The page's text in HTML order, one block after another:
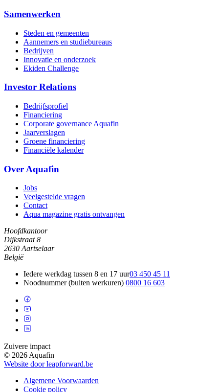
Samenwerken
Steden en gemeenten
Aannemers en studiebureaus
Bedrijven
Innovatie en onderzoek
Ekiden Challenge
Investor Relations
Bedrijfsprofiel
Financiering
Corporate governance Aquafin
Jaarverslagen
Groene financiering
Financiële kalender
Over Aquafin
Jobs
Veelgestelde vragen
Contact
Aqua magazine gratis ontvangen
Hoofdkantoor
Dijkstraat 8
2630 Aartselaar
België
Iedere werkdag tussen 8 en 17 uur03 450 45 11
Noodnummer (buiten werkuren) 0800 16 603
Zuivere impact
© 2026 Aquafin
Website door leapforward.be
Algemene Voorwaarden
Cookie policy